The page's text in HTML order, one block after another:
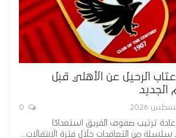
الرحيل عن الأهلي قبل
الجديد
ترتيب صفوف الفريق استعدادًا
سلسلة من التعاقدات خلال فترة الانتقالات…